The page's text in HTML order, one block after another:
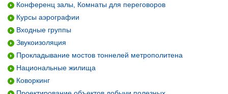
Конференц залы, Комнаты для переговоров
Курсы аэрографии
Входные группы
Звукоизоляция
Прокладывание мостов тоннелей метрополитена
Национальные жилища
Коворкинг